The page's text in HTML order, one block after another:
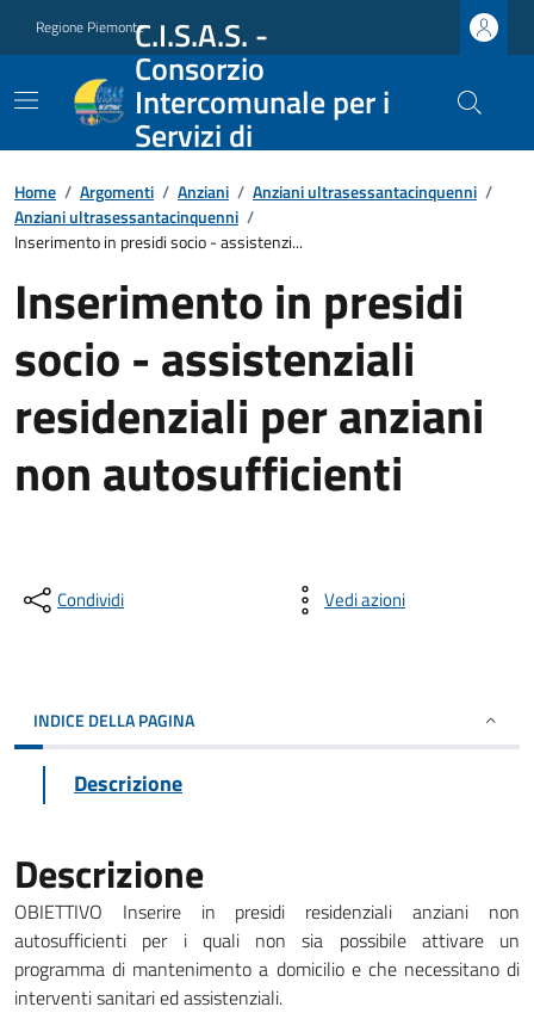
Regione PiemonteC.I.S.A.S. -
Consorzio
Intercomunale per i
Servizi di
Home / Argomenti / Anziani / Anziani ultrasessantacinquenni /
Anziani ultrasessantacinquenni /
Inserimento in presidi socio - assistenzi...
Inserimento in presidi
socio - assistenziali
residenziali per anziani
non autosufficienti
Condividi Vedi azioni
INDICE DELLA PAGINA
Descrizione
Descrizione
OBIETTIVO Inserire in presidi residenziali anziani non
autosufficienti per i quali non sia possibile attivare un
programma di mantenimento a domicilio e che necessitano di
interventi sanitari ed assistenziali.